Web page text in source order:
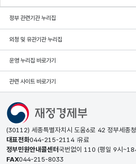
정부 관련기관 누리집
외청 및 유관기관 누리집
운영 누리집 바로가기
관련 사이트 바로가기
(30112) 세종특별자치시 도움6로 42 정부세종
대표전화044-215-2114 유료
정부민원안내콜센터국번없이 110 (평일 9시~18
FAX044-215-8033